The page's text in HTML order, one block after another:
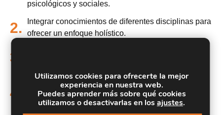
psicológicos y sociales.
2.
Integrar conocimientos de diferentes disciplinas para
ofrecer un enfoque holístico.
3.
4.
Aprender la evaluación y diagnóstico de
disfunciones sexuales, utilizando herramientas y
métodos clínicos
Utilizamos cookies para ofrecerte la mejor
experiencia en nuestra web.
Puedes aprender más sobre qué cookies
utilizamos o desactivarlas en losajustes.